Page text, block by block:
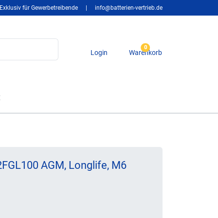
Exklusiv für Gewerbetreibende info@batterien-vertrieb.de
Login
0
Warenkorb
AGM, Longlife, M6